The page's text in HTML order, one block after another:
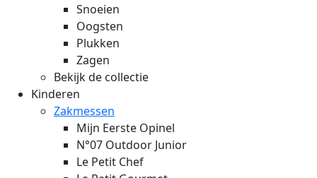
Snoeien
Oogsten
Plukken
Zagen
Bekijk de collectie
Kinderen
Zakmessen
Mijn Eerste Opinel
N°07 Outdoor Junior
Le Petit Chef